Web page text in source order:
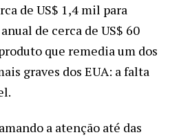
de US$ 1,4 mil para
de cerca de US$ 60
que remedia um dos
graves dos EUA: a falta
a atenção até das